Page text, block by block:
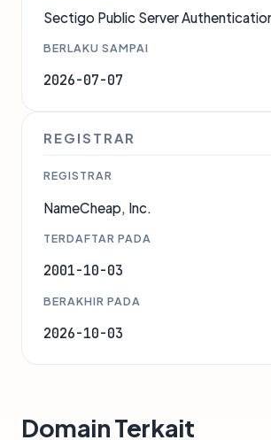
Sectigo Public Server
BERLAKU SAMPAI
2026-07-07
REGISTRAR
REGISTRAR
NameCheap, Inc.
TERDAFTAR PADA
2001-10-03
BERAKHIR PADA
2026-10-03
Domain Terkait